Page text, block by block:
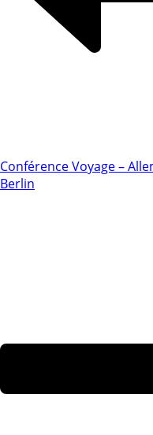
Conférence Voyage –
Berlin